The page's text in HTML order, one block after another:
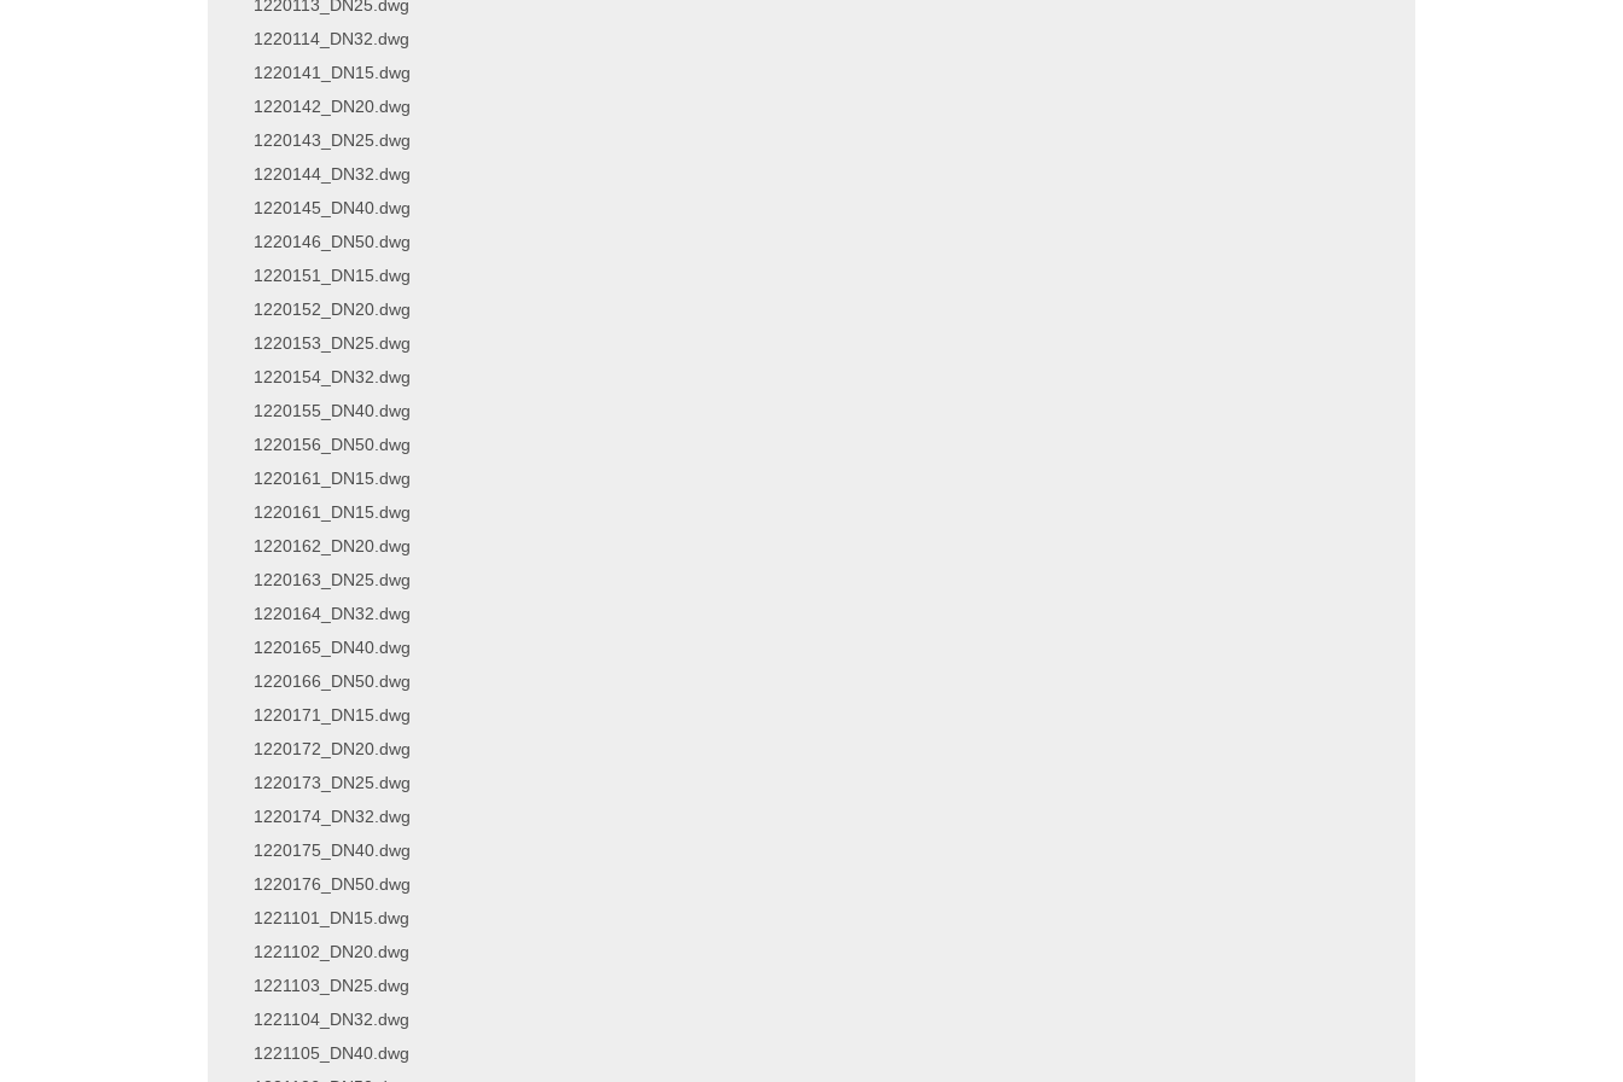
1220113_DN25.dwg
1220114_DN32.dwg
1220141_DN15.dwg
1220142_DN20.dwg
1220143_DN25.dwg
1220144_DN32.dwg
1220145_DN40.dwg
1220146_DN50.dwg
1220151_DN15.dwg
1220152_DN20.dwg
1220153_DN25.dwg
1220154_DN32.dwg
1220155_DN40.dwg
1220156_DN50.dwg
1220161_DN15.dwg
1220161_DN15.dwg
1220162_DN20.dwg
1220163_DN25.dwg
1220164_DN32.dwg
1220165_DN40.dwg
1220166_DN50.dwg
1220171_DN15.dwg
1220172_DN20.dwg
1220173_DN25.dwg
1220174_DN32.dwg
1220175_DN40.dwg
1220176_DN50.dwg
1221101_DN15.dwg
1221102_DN20.dwg
1221103_DN25.dwg
1221104_DN32.dwg
1221105_DN40.dwg